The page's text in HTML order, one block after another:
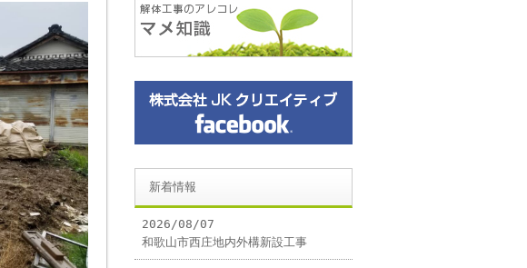
新着情報
2026/08/07
和歌山市西庄地内外構新設工事